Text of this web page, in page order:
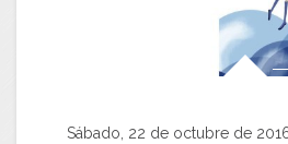
Sábado, 22 de octubre de